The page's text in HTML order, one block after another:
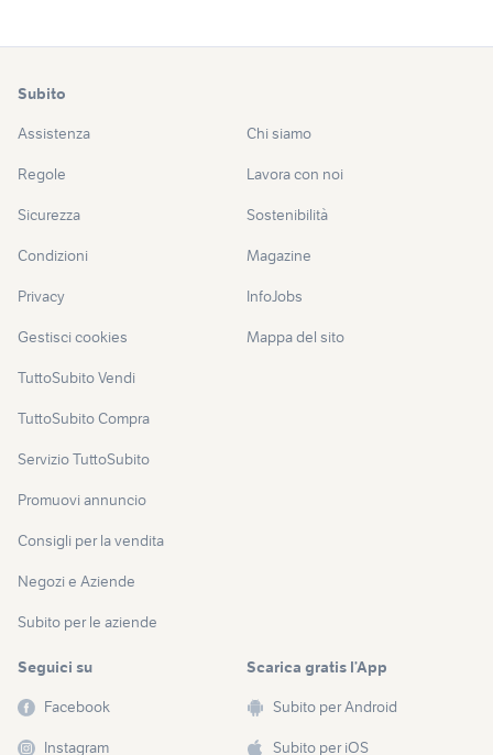
Subito
Assistenza
Regole
Sicurezza
Condizioni
Privacy
Gestisci cookies
TuttoSubito Vendi
TuttoSubito Compra
Servizio TuttoSubito
Promuovi annuncio
Consigli per la vendita
Negozi e Aziende
Subito per le aziende
Chi siamo
Lavora con noi
Sostenibilità
Magazine
InfoJobs
Mappa del sito
Seguici su
Facebook
Instagram
Scarica gratis l’App
Subito per Android
Subito per iOS